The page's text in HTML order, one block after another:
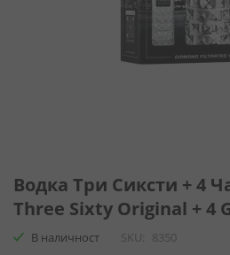
към
началото
на
галерия
Водка Три Сиксти + 4
Three Sixty Original + 4
В наличност SKU
8350